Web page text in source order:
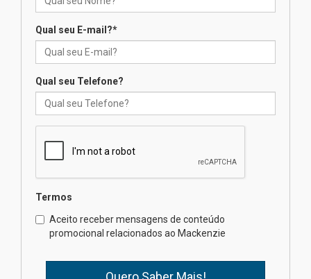
calouros do segundo semestre
Brasília prepara seus
mesmo do Ensino Médio
Como os pais podem investir
na educação dos filhos além da
escola
Qual seu E-mail?*
Qual seu Telefone?
Termos
Aceito receber mensagens de conteúdo
promocional relacionados ao Mackenzie